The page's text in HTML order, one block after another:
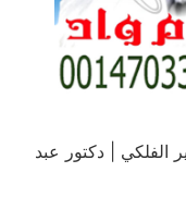
الفلكي | دكتور عبد